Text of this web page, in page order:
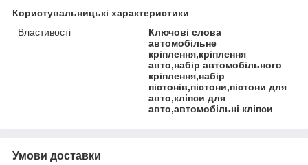
Користувальницькі характеристики
Властивості
Ключові слова
автомобільне
кріплення,кріплення
авто,набір автомобільного
кріплення,набір
пістонів,пістони,пістони для
авто,кліпси для
авто,автомобільні кліпси
Умови доставки